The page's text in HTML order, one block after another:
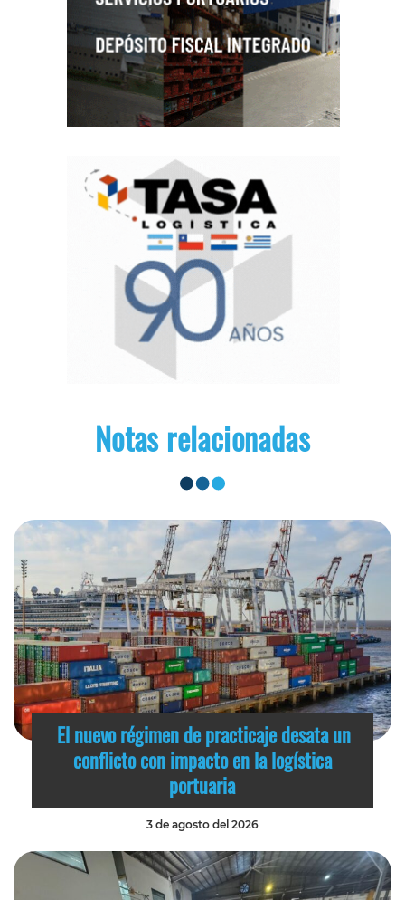
Notas relacionadas
El nuevo régimen de practicaje desata un
conflicto con impacto en la logística
portuaria
3 de agosto del 2026